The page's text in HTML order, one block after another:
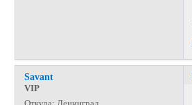
Savant
VIP